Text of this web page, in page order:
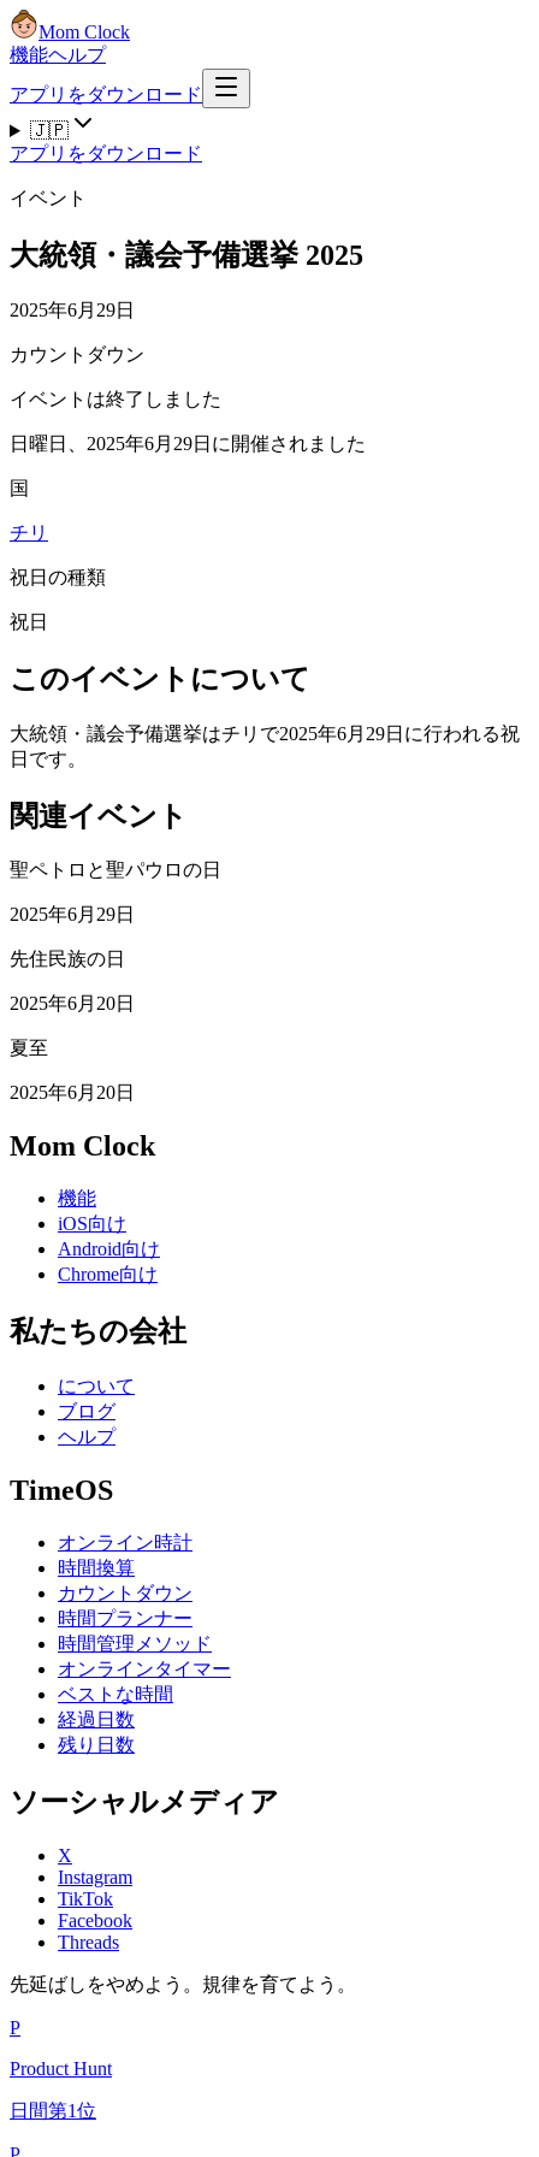
Mom Clock
機能ヘルプ
アプリをダウンロード
🇯🇵
アプリをダウンロード
イベント
大統領・議会予備選挙 2025
2025年6月29日
カウントダウン
イベントは終了しました
日曜日、2025年6月29日に開催されました
国
チリ
祝日の種類
祝日
このイベントについて
大統領・議会予備選挙はチリで2025年6月29日に行われる祝
日です。
関連イベント
聖ペトロと聖パウロの日
2025年6月29日
先住民族の日
2025年6月20日
夏至
2025年6月20日
Mom Clock
機能
iOS向け
Android向け
Chrome向け
私たちの会社
について
ブログ
ヘルプ
TimeOS
オンライン時計
時間換算
カウントダウン
時間プランナー
時間管理メソッド
オンラインタイマー
ベストな時間
経過日数
残り日数
ソーシャルメディア
X
Instagram
TikTok
Facebook
Threads
先延ばしをやめよう。規律を育てよう。
P
Product Hunt
日間第1位